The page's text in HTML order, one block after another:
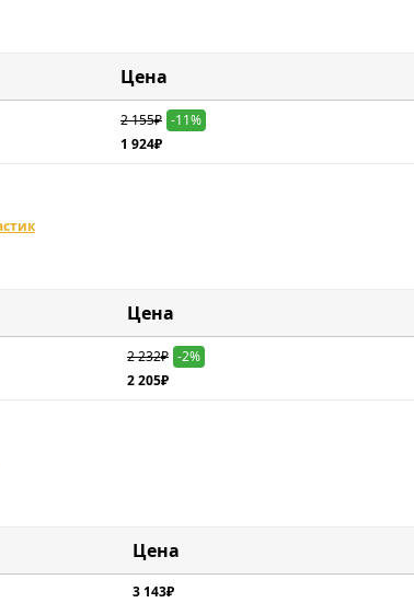
Цена
2 155₽ -11%
1 924₽
Цена
2 232₽ -2%
2 205₽
Цена
3 143₽